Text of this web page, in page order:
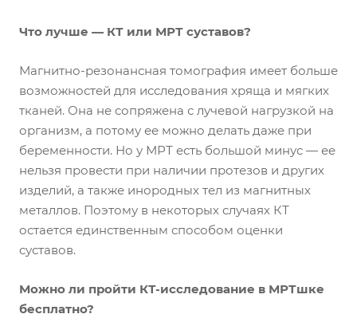
Что лучше — КТ или МРТ суставов?
Магнитно-резонансная томография имеет больше
возможностей для исследования хряща и мягких
тканей. Она не сопряжена с лучевой нагрузкой на
организм, а потому ее можно делать даже при
беременности. Но у МРТ есть большой минус — ее
нельзя провести при наличии протезов и других
изделий, а также инородных тел из магнитных
металлов. Поэтому в некоторых случаях КТ
остается единственным способом оценки
суставов.
Можно ли пройти КТ-исследование в МРТшке
бесплатно?